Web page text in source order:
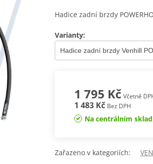
Hadice zadní brzdy
Varianty:
1 795 Kč Včetně
1 483 Kč Bez DPH
Na centrálním
Zařazeno v kategoriích: